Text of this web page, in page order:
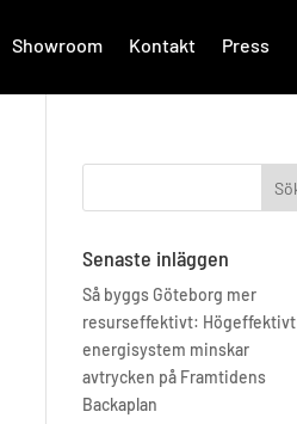
Showroom Kontakt Press
Senaste inläggen
Så byggs Göteborg mer
resurseffektivt: Högeffektivt
energisystem minskar
avtrycken på Framtidens
Backaplan